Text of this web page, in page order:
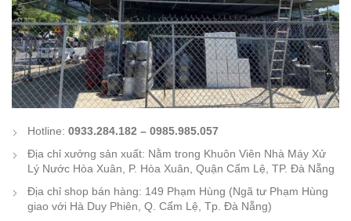
Hotline: 0933.284.182 – 0985.985.057
Địa chỉ xưởng sản xuất: Nằm trong Khuôn Viên Nhà Máy Xử
Lý Nước Hòa Xuân, P. Hòa Xuân, Quận Cẩm Lệ, TP. Đà Nẵng
Địa chỉ shop bán hàng: 149 Phạm Hùng (Ngã tư Phạm Hùng
giao với Hà Duy Phiên, Q. Cẩm Lệ, Tp. Đà Nẵng)